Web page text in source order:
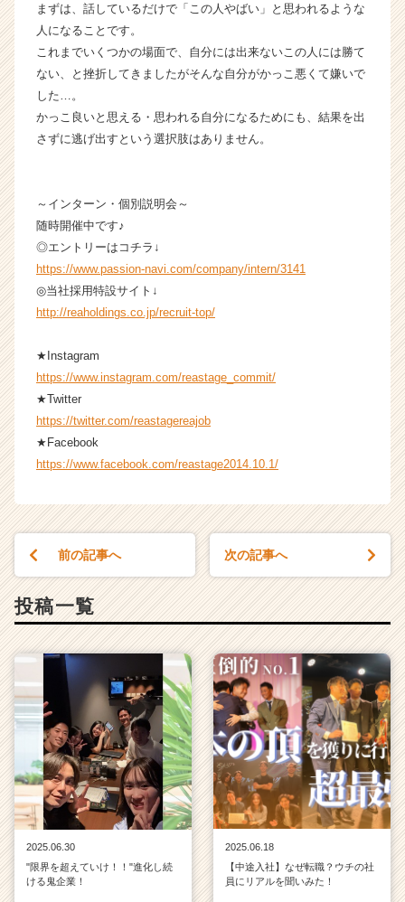
まずは、話しているだけで「この人やばい」と思われるような
人になることです。
これまでいくつかの場面で、自分には出来ないこの人には勝て
ない、と挫折してきましたがそんな自分がかっこ悪くて嫌いで
した…。
かっこ良いと思える・思われる自分になるためにも、結果を出
さずに逃げ出すという選択肢はありません。
～インターン・個別説明会～
随時開催中です♪
◎エントリーはコチラ↓
https://www.passion-navi.com/company/intern/3141
◎当社採用特設サイト↓
http://reaholdings.co.jp/recruit-top/
★Instagram
https://www.instagram.com/reastage_commit/
★Twitter
https://twitter.com/reastagereajob
★Facebook
https://www.facebook.com/reastage2014.10.1/
前の記事へ 次の記事へ
投稿一覧
2025.06.30
"限界を超えていけ！！"進化し続
ける鬼企業！
2025.06.18
【中途入社】なぜ転職？ウチの社
員にリアルを聞いみた！